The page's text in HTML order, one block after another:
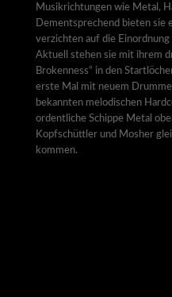
Musikrichtungen wie Metal,
Dementsprechend bieten sie
verzichten auf die
Aktuell stehen sie mit ihrem
Brokenness“ in den
erste Mal mit neuem
bekannten melodischen
ordentliche Schippe Metal
Kopfschüttler und Mosher
kommen.